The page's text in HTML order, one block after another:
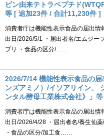
ビン由来テトラペプチド
等 [ 追加23件 / 合計11,230件 ]
消費者庁は機能性表示食品の届出
出日/2026/5/1 ・届出者名/エムジー
プリ ・食品の区分/……
2026/7/14 機能性表示食品の
ンズアミノ）/イソアリイン、
ンタル酵母工業株式会社》」
消費者庁は機能性表示食品の届出
出日/2026/4/28 ・届出者名/養生仙
・食品の区分/加工食……